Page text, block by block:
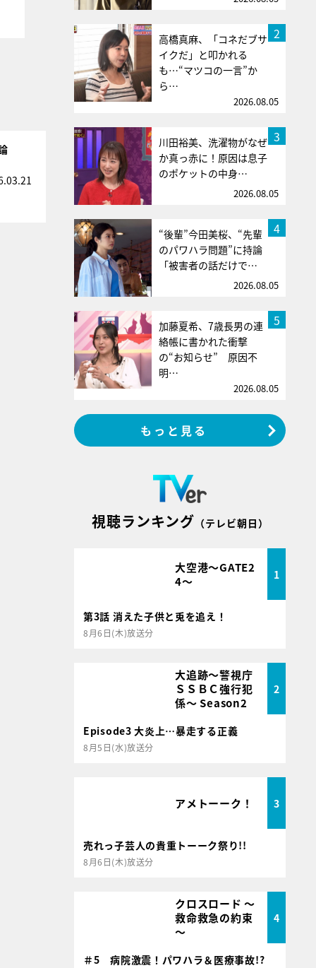
2
高橋真麻、「コネだブサ
イクだ」と叩かれる
も…“マツコの一言”か
ら…
2026.08.05
3
川田裕美、洗濯物がなぜ
か真っ赤に！原因は息子
のポケットの中身…
2026.08.05
4
“後輩”今田美桜、“先輩
のパワハラ問題”に持論
「被害者の話だけで…
2026.08.05
5
加藤夏希、7歳長男の連
絡帳に書かれた衝撃
の“お知らせ” 原因不
明…
2026.08.05
もっと見る
視聴ランキング （テレビ朝日）
大空港～GATE2
4～
1
第3話 消えた子供と兎を追え！
8月6日(木)放送分
大追跡～警視庁
ＳＳＢＣ強行犯
係～ Season2
2
Episode3 大炎上…暴走する正義
8月5日(水)放送分
アメトーーク！ 3
売れっ子芸人の貴重トーーク祭り!!
8月6日(木)放送分
クロスロード ～
救命救急の約束
～
4
＃5 病院激震！パワハラ＆医療事故!?